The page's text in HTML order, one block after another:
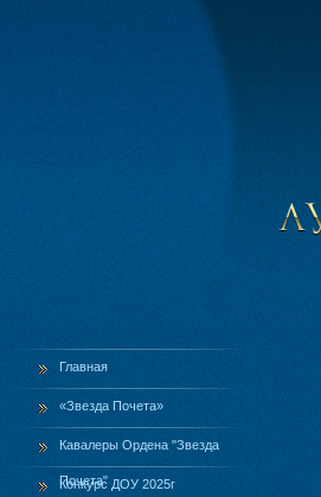
Главная
«Звезда Почета»
Кавалеры Ордена "Звезда
Почета"
Конкурс ДОУ 2025г